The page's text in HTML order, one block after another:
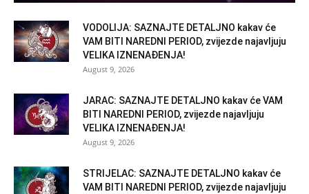
VODOLIJA: SAZNAJTE DETALJNO kakav će
VAM BITI NAREDNI PERIOD, zvijezde najavljuju
VELIKA IZNENAĐENJA!
August 9, 2026
JARAC: SAZNAJTE DETALJNO kakav će VAM
BITI NAREDNI PERIOD, zvijezde najavljuju
VELIKA IZNENAĐENJA!
August 9, 2026
STRIJELAC: SAZNAJTE DETALJNO kakav će
VAM BITI NAREDNI PERIOD, zvijezde najavljuju